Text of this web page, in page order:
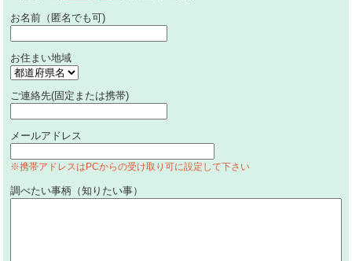
お名前（匿名でも可)
お住まい地域
ご連絡先(固定または携帯)
メールアドレス
※携帯アドレスはPCからの受け取り可に設定して下さい
調べたい事柄（知りたい事）